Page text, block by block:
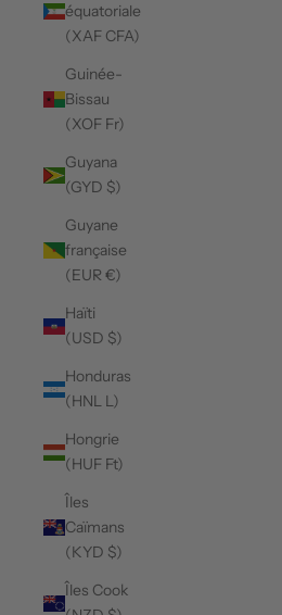
équatoriale
(XAF CFA)
Guinée-
Bissau
(XOF Fr)
Guyana
(GYD $)
Guyane
française
(EUR €)
Haïti
(USD $)
Honduras
(HNL L)
Hongrie
(HUF Ft)
Îles
Caïmans
(KYD $)
Îles Cook